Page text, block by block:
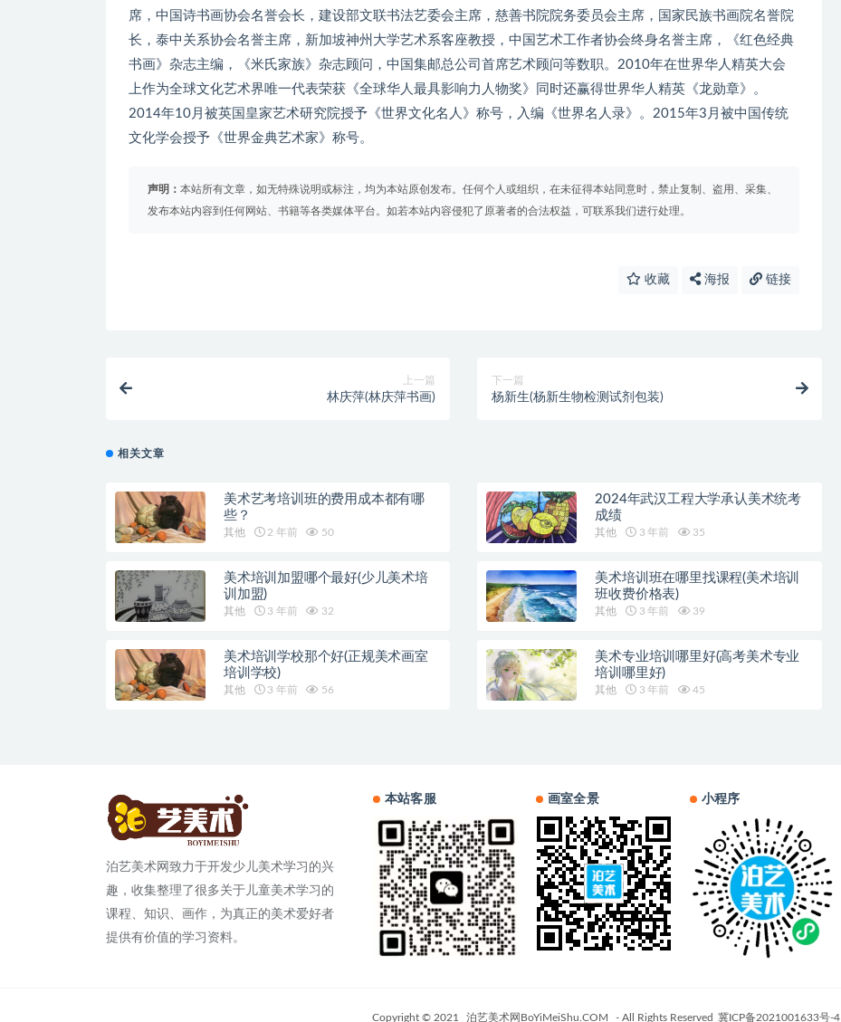
席，中国诗书画协会名誉会长，建设部文联书法艺委会主席，慈善书院院务委员会主席，国家民族书画院名誉院
长，泰中关系协会名誉主席，新加坡神州大学艺术系客座教授，中国艺术工作者协会终身名誉主席，《红色经典
书画》杂志主编，《米氏家族》杂志顾问，中国集邮总公司首席艺术顾问等数职。2010年在世界华人精英大会
上作为全球文化艺术界唯一代表荣获《全球华人最具影响力人物奖》同时还赢得世界华人精英《龙勋章》。
2014年10月被英国皇家艺术研究院授予《世界文化名人》称号，入编《世界名人录》。2015年3月被中国传统
文化学会授予《世界金典艺术家》称号。
声明： 本站所有文章，如无特殊说明或标注，均为本站原创发布。任何个人或组织，在未征得本站同意时，禁止复制、盗用、采集、
发布本站内容到任何网站、书籍等各类媒体平台。如若本站内容侵犯了原著者的合法权益，可联系我们进行处理。
收藏 海报 链接
上一篇
林庆萍(林庆萍书画)
下一篇
杨新生(杨新生物检测试剂包装)
相关文章
美术艺考培训班的费用成本都有哪
些？
其他 2 年前 50
2024年武汉工程大学承认美术统考
成绩
其他 3 年前 35
美术培训加盟哪个最好(少儿美术培
训加盟)
其他 3 年前 32
美术培训班在哪里找课程(美术培训
班收费价格表)
其他 3 年前 39
美术培训学校那个好(正规美术画室
培训学校)
其他 3 年前 56
美术专业培训哪里好(高考美术专业
培训哪里好)
其他 3 年前 45
泊艺美术网致力于开发少儿美术学习的兴
趣，收集整理了很多关于儿童美术学习的
课程、知识、画作，为真正的美术爱好者
提供有价值的学习资料。
本站客服 画室全景 小程序
Copyright © 2021 泊艺美术网BoYiMeiShu.COM - All Rights Reserved 冀ICP备2021001633号-4